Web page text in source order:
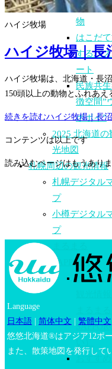
道の人
物
はこだ
するパ
ート
民族共生
徴空間”
ポポイ”
2025 北海道の
光地図
札幌周辺の観光情報
札幌デジタル
プ
小樽デジタル
プ
SAPPORO
2026 札幌
い）
ハイジ牧場
ハイジ牧場｜長
ハイジ牧場は、北海道・長
150頭以上の動物とふれあえ
続きを読むハイジ牧場｜長沼
コンテンツは以上です
読み込むページはもうあり
Language
日本語
简体中文 繁體中文
悠悠北海道®はアジア12ポ
また、散策地図を発行して